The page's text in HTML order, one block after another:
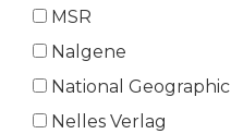
MSR
Nalgene
National Geographic
Nelles Verlag